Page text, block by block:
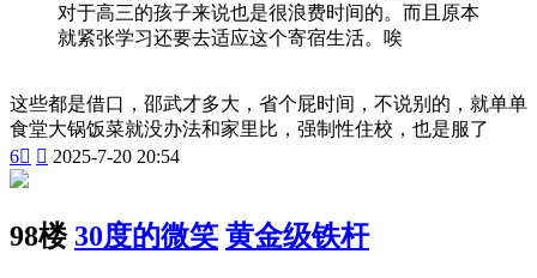
对于高三的孩子来说也是很浪费时间的。而且原本
就紧张学习还要去适应这个寄宿生活。唉
这些都是借口，邵武才多大，省个屁时间，不说别的，就单单
食堂大锅饭菜就没办法和家里比，强制性住校，也是服了
6  2025-7-20 20:54
98楼 30度的微笑 黄金级铁杆